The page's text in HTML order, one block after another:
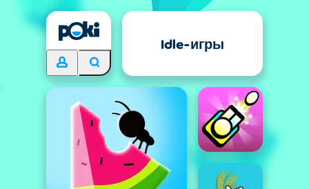
Idle-игры